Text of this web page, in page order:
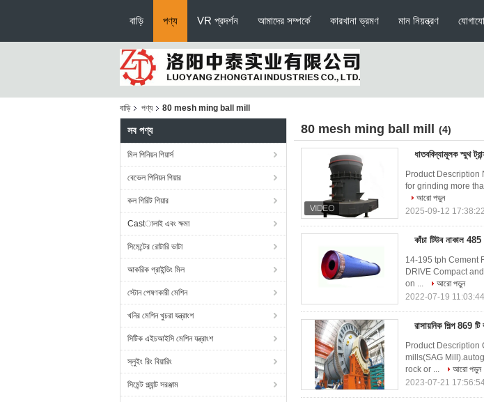
বাড়ি পণ্য VR প্রদর্শন আমাদের সম্পর্কে কারখানা ভ্রমণ মান নিয়ন্ত্রণ
বাড়ি পণ্য 80 mesh ming ball mill
সব পণ্য
মিল পিনিয়ন গিয়ার্স
বেভেল পিনিয়ন গিয়ার
কল গিরিট গিয়ার
Castালাই এবং ক্ষমা
সিমেন্টের রোটারি ভাটা
আকরিক গ্রাইন্ডিং মিল
স্টোন পেষণকারী মেশিন
খনির মেশিন খুচরা যন্ত্রাংশ
সিটিক এইচআইসি মেশিন যন্ত্রাংশ
স্লুইং রিং বিয়ারিং
সিমেন্ট প্ল্যান্ট সরঞ্জাম
80 mesh ming ball mill (4)
ধাতববিদ্যামূলক স্মুথ
Product Description
for grinding more
আরো পড়ুন
2025-09-12 17:38:22
কাঁচা টিউব নাকাল
14-195 tph Cement
DRIVE Compact
on ...
আরো পড়ুন
2022-07-19 11:03:44
রাসায়নিক শিল্প 869
Product Description
mills(SAG
rock or ...
আরো পড়ুন
2023-07-21